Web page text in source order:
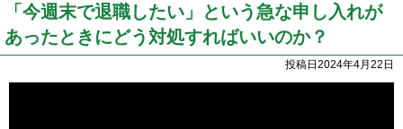
「今週末で退職したい」という急な申し入れが
あったときにどう対処すればいいのか？
投稿日2024年4月22日